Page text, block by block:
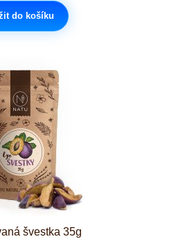
do košíku
švestka 35g